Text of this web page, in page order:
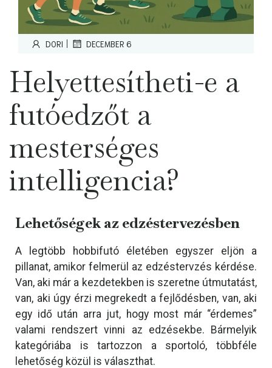
DORI | DECEMBER 6
Helyettesítheti-e a
futóedzőt a
mesterséges
intelligencia?
Lehetőségek az edzéstervezésben
A legtöbb hobbifutó életében egyszer eljön a
pillanat, amikor felmerül az edzéstervzés kérdése.
Van, aki már a kezdetekben is szeretne útmutatást,
van, aki úgy érzi megrekedt a fejlődésben, van, aki
egy idő után arra jut, hogy most már “érdemes”
valami rendszert vinni az edzésekbe. Bármelyik
kategóriába is tartozzon a sportoló, többféle
lehetőség közül is választhat.